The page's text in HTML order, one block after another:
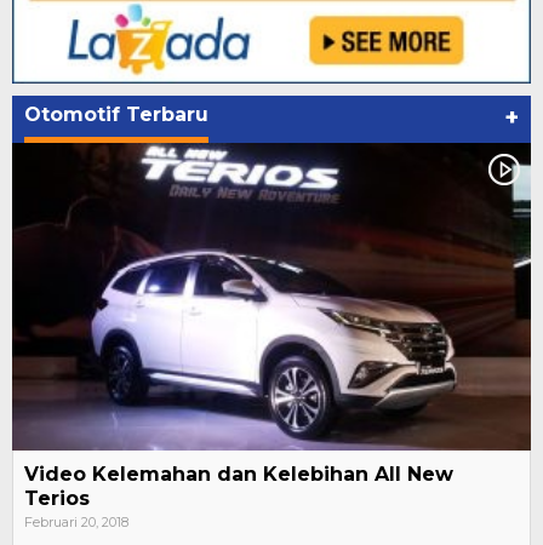
Otomotif Terbaru +
Video Kelemahan dan Kelebihan All New
Terios
Februari 20, 2018